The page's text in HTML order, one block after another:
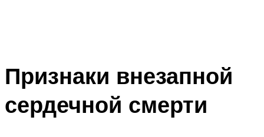
Признаки внезапной
сердечной смерти